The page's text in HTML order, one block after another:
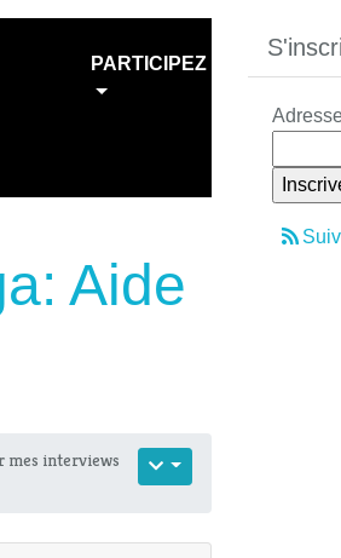
PARTICIPEZ
Aide
mes interviews